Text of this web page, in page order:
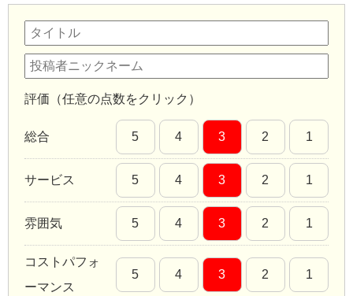
評価（任意の点数をクリック）
総合 5 4 3 2 1
サービス 5 4 3 2 1
雰囲気 5 4 3 2 1
コストパフォ
ーマンス
5 4 3 2 1